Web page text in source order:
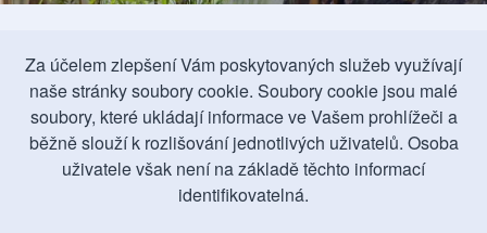
Finská sauna s
posezením – pro 4-
Za účelem zlepšení Vám poskytovaných služeb využívají
naše stránky soubory cookie. Soubory cookie jsou malé
soubory, které ukládají informace ve Vašem prohlížeči a
běžně slouží k rozlišování jednotlivých uživatelů. Osoba
uživatele však není na základě těchto informací
identifikovatelná.